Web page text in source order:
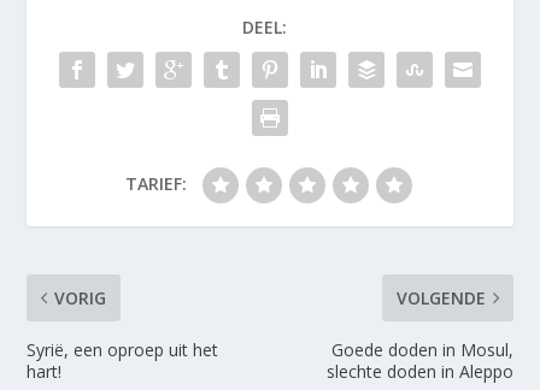
DEEL:
TARIEF:
VORIG
Syrië, een oproep uit het
hart!
VOLGENDE
Goede doden in Mosul,
slechte doden in Aleppo